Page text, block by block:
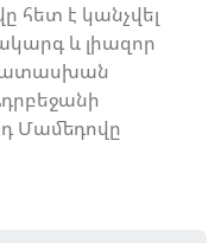
հետ է կանչվել
և լիազոր
Մամեդովը